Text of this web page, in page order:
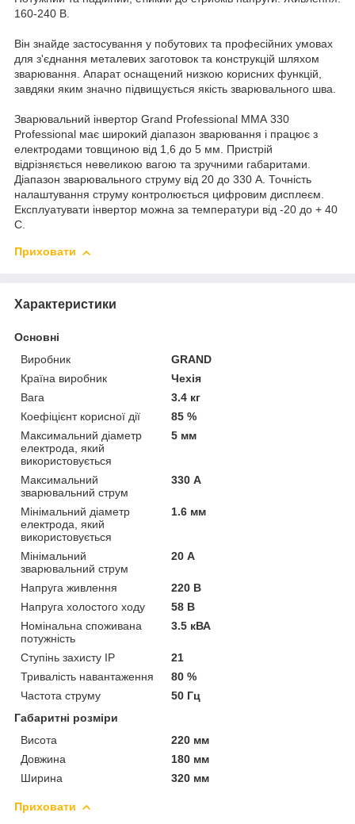
160-240 В.
Він знайде застосування у побутових та професійних умовах
для з'єднання металевих заготовок та конструкцій шляхом
зварювання. Апарат оснащений низкою корисних функцій,
завдяки яким значно підвищується якість зварювального шва.
Зварювальний інвертор Grand Professional ММА 330
Professional має широкий діапазон зварювання і працює з
електродами товщиною від 1,6 до 5 мм. Пристрій
відрізняється невеликою вагою та зручними габаритами.
Діапазон зварювального струму від 20 до 330 А. Точність
налаштування струму контролюється цифровим дисплеєм.
Експлуатувати інвертор можна за температури від -20 до + 40
С.
Приховати
Характеристики
Основні
Виробник
GRAND
Країна виробник
Чехія
Вага
3.4 кг
Коефіцієнт корисної дії
85 %
Максимальний діаметр
електрода, який
використовується
5 мм
Максимальний
зварювальний струм
330 А
Мінімальний діаметр
електрода, який
використовується
1.6 мм
Мінімальний
зварювальний струм
20 А
Напруга живлення
220 В
Напруга холостого ходу
58 В
Номінальна споживана
потужність
3.5 кВА
Ступінь захисту IP
21
Тривалість навантаження
80 %
Частота струму
50 Гц
Габаритні розміри
Висота
220 мм
Довжина
180 мм
Ширина
320 мм
Приховати